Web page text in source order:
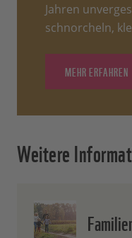
Jahren
schnorcheln,
MEHR ERFAHREN
Weitere